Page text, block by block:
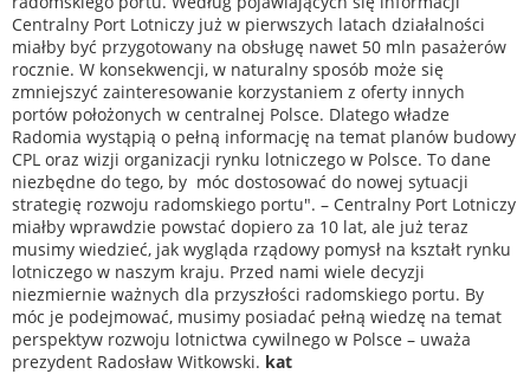
Centralny Port Lotniczy już w pierwszych latach działalności
miałby być przygotowany na obsługę nawet 50 mln pasażerów
rocznie. W konsekwencji, w naturalny sposób może się
zmniejszyć zainteresowanie korzystaniem z oferty innych
portów położonych w centralnej Polsce. Dlatego władze
Radomia wystąpią o pełną informację na temat planów budowy
CPL oraz wizji organizacji rynku lotniczego w Polsce. To dane
niezbędne do tego, by móc dostosować do nowej sytuacji
strategię rozwoju radomskiego portu". – Centralny Port Lotniczy
miałby wprawdzie powstać dopiero za 10 lat, ale już teraz
musimy wiedzieć, jak wygląda rządowy pomysł na kształt rynku
lotniczego w naszym kraju. Przed nami wiele decyzji
niezmiernie ważnych dla przyszłości radomskiego portu. By
móc je podejmować, musimy posiadać pełną wiedzę na temat
perspektyw rozwoju lotnictwa cywilnego w Polsce – uważa
prezydent Radosław Witkowski. kat